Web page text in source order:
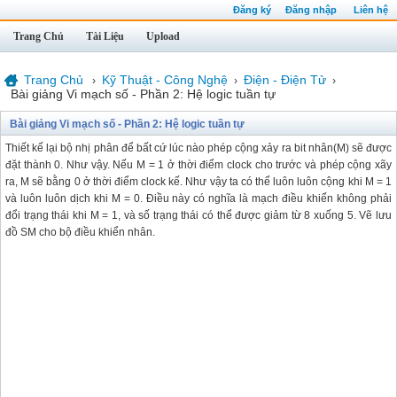
Đăng ký Đăng nhập Liên hệ
Trang Chủ Tài Liệu Upload
Trang Chủ › Kỹ Thuật - Công Nghệ › Điện - Điện Tử ›
Bài giảng Vi mạch số - Phần 2: Hệ logic tuần tự
Bài giảng Vi mạch số - Phần 2: Hệ logic tuần tự
Thiết kế lại bộ nhị phân để bất cứ lúc nào phép cộng xảy ra bit nhân(M) sẽ được
đặt thành 0. Như vậy. Nếu M = 1 ở thời điểm clock cho trước và phép cộng xãy
ra, M sẽ bằng 0 ở thời điểm clock kế. Như vậy ta có thể luôn luôn cộng khi M = 1
và luôn luôn dịch khi M = 0. Điều này có nghĩa là mạch điều khiển không phải
đổi trạng thái khi M = 1, và số trạng thái có thể được giảm từ 8 xuống 5. Vẽ lưu
đồ SM cho bộ điều khiển nhân.